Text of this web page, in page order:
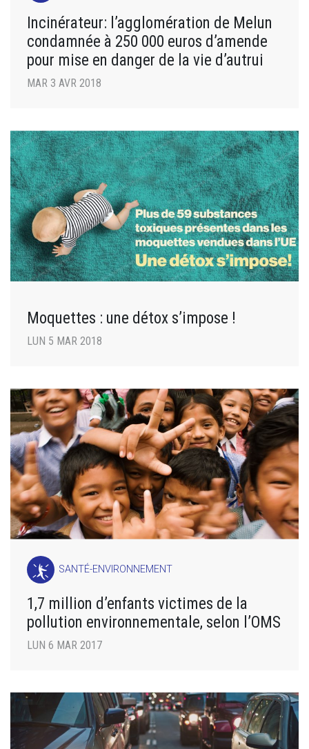
Incinérateur: l’agglomération de Melun
condamnée à 250 000 euros d’amende
pour mise en danger de la vie d’autrui
MAR 3 AVR 2018
Moquettes : une détox s’impose !
LUN 5 MAR 2018
SANTÉ-ENVIRONNEMENT
1,7 million d’enfants victimes de la
pollution environnementale, selon l’OMS
LUN 6 MAR 2017